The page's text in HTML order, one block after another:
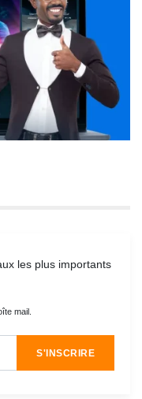
les plus importants
mail.
S'INSCRIRE